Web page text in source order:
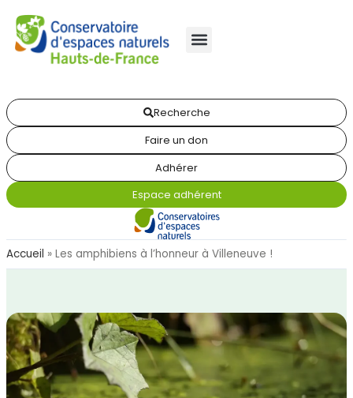
Recherche
Faire un don
Adhérer
Espace adhérent
Accueil » Les amphibiens à l’honneur à Villeneuve !